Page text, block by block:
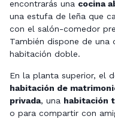
encontrarás una cocina
una estufa de leña que
con el salón-comedor
También dispone de una
habitación doble.
En la planta superior, el
habitación de
privada, una habitación
o para compartir con